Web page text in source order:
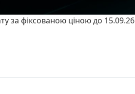
за фіксованою ціною до 15.09.26